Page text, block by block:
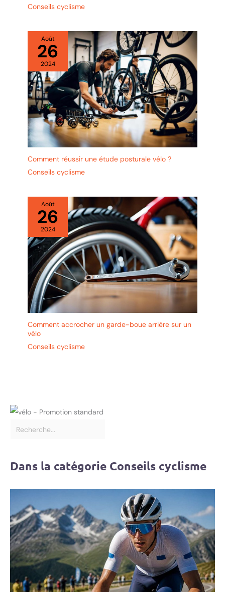
Conseils cyclisme
Août
26
2024
Comment réussir une étude posturale vélo ?
Conseils cyclisme
Août
26
2024
Comment accrocher un garde-boue arrière sur un
vélo
Conseils cyclisme
Dans la catégorie Conseils cyclisme